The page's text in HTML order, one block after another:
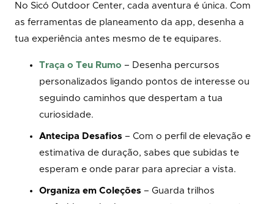
No Sicó Outdoor Center, cada aventura é única. Com
as ferramentas de planeamento da app, desenha a
tua experiência antes mesmo de te equipares.
Traça o Teu Rumo – Desenha percursos
personalizados ligando pontos de interesse ou
seguindo caminhos que despertam a tua
curiosidade.
Antecipa Desafios – Com o perfil de elevação e
estimativa de duração, sabes que subidas te
esperam e onde parar para apreciar a vista.
Organiza em Coleções – Guarda trilhos